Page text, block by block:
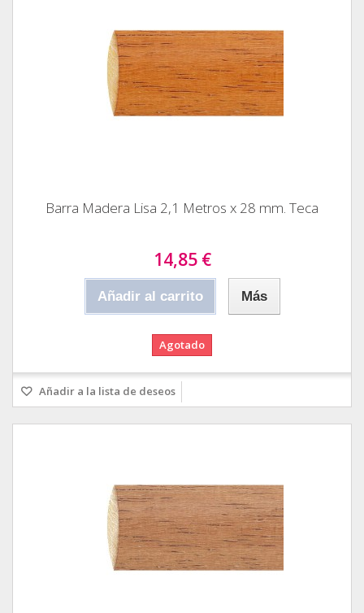
Barra Madera Lisa 2,1 Metros x 28 mm. Teca
14,85 €
Añadir al carrito Más
Agotado
Añadir a la lista de deseos